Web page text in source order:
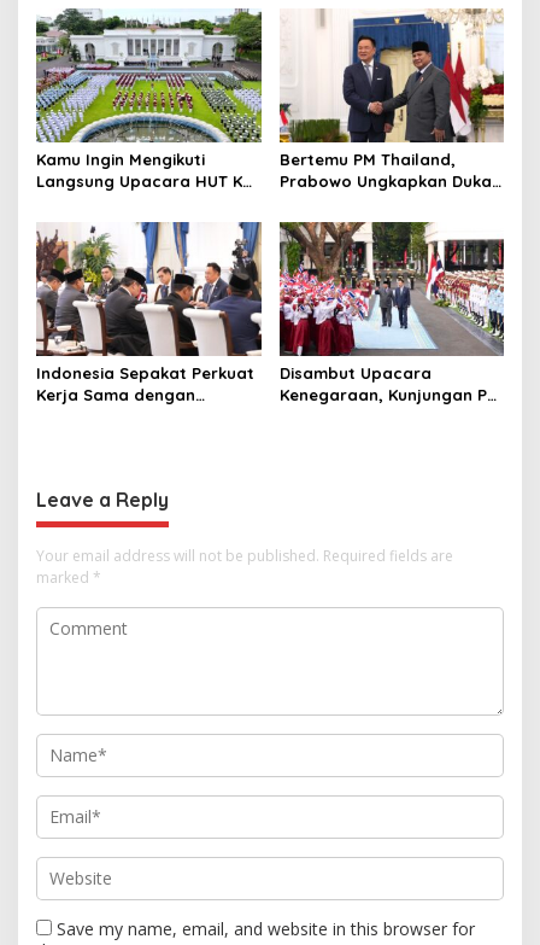
Narkoba, 7 Tersangka
Diringkus dan Barang Bukti
1,1 Ton Rp119 Miliar
Dimusnahkan
Perusahaan untuk Crypto
Kamu Ingin Mengikuti
Langsung Upacara HUT Ke-
Istana? Ini Link
Pendaftaran Resminya di
Sini
Bertemu PM Thailand,
Prabowo Ungkapkan Duka
Selamat Ulang Tahun ke
Raja Thailand
Indonesia Sepakat Perkuat
Kerja Sama dengan
Disambut Upacara
Kenegaraan, Kunjungan PM
Leave a Reply
Your email address will not be published. Required fields are
marked *
Save my name, email, and website in this browser for